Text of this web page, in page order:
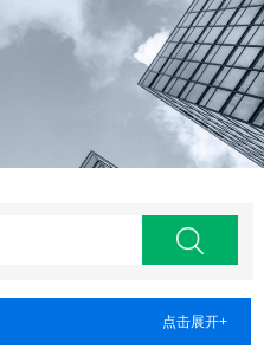
点击展开+